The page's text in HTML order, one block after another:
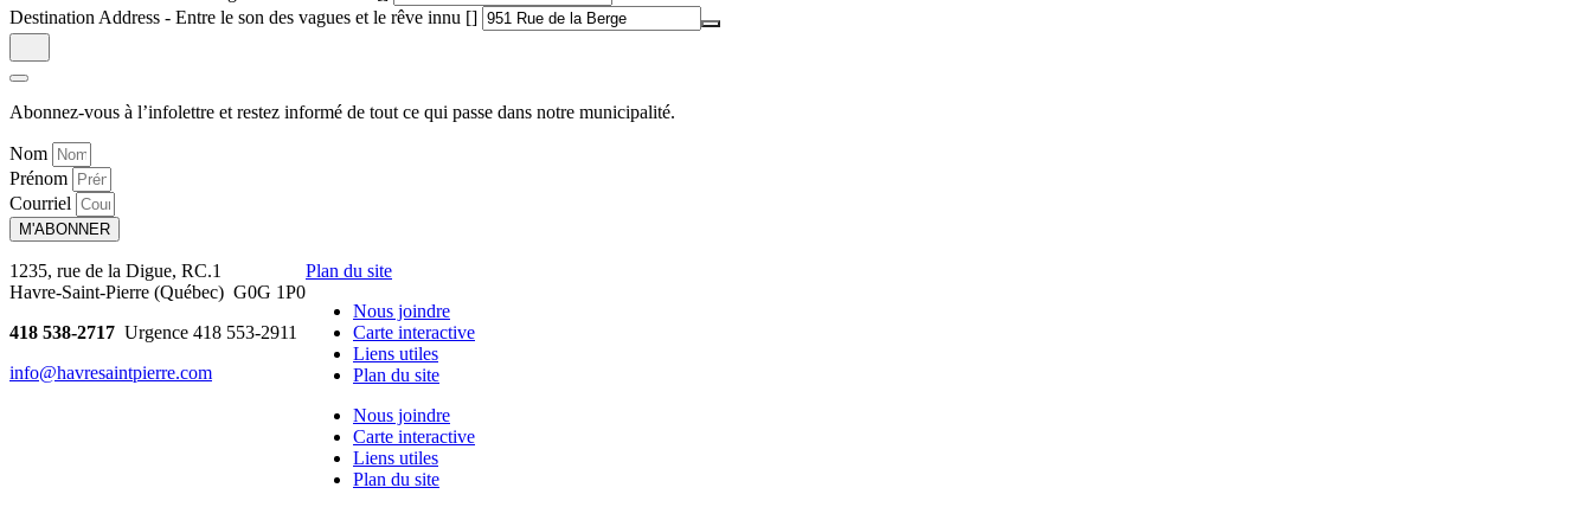
Destination Address - Entre le son des vagues et le rêve innu []
Abonnez-vous à l’infolettre et restez informé de tout ce qui passe dans notre municipalité.
Nom
Prénom
Courriel
M'ABONNER
1235, rue de la Digue, RC.1
Havre-Saint-Pierre (Québec) G0G 1P0
418 538-2717 Urgence 418 553-2911
info@havresaintpierre.com
Plan du site
Nous joindre
Carte interactive
Liens utiles
Plan du site
Nous joindre
Carte interactive
Liens utiles
Plan du site